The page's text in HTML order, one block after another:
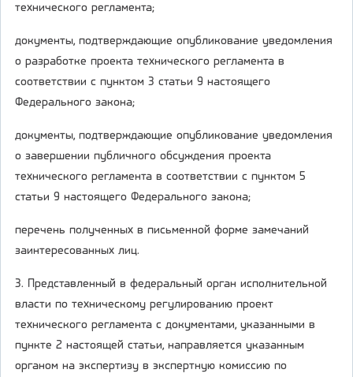
технического регламента;
документы, подтверждающие опубликование уведомления
о разработке проекта технического регламента в
соответствии с пунктом 3 статьи 9 настоящего
Федерального закона;
документы, подтверждающие опубликование уведомления
о завершении публичного обсуждения проекта
технического регламента в соответствии с пунктом 5
статьи 9 настоящего Федерального закона;
перечень полученных в письменной форме замечаний
заинтересованных лиц.
3. Представленный в федеральный орган исполнительной
власти по техническому регулированию проект
технического регламента с документами, указанными в
пункте 2 настоящей статьи, направляется указанным
органом на экспертизу в экспертную комиссию по